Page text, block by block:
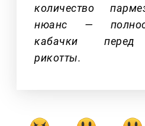
количество
нюанс —
кабачки перед
рикотты.